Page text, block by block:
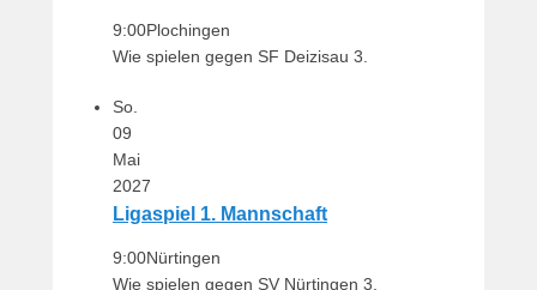
9:00Plochingen
Wie spielen gegen SF Deizisau 3.
So.
09
Mai
2027
Ligaspiel 1. Mannschaft
9:00Nürtingen
Wie spielen gegen SV Nürtingen 3.